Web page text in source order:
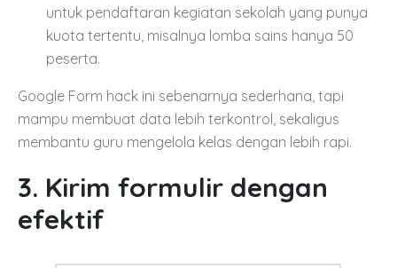
untuk pendaftaran kegiatan sekolah yang punya
kuota tertentu, misalnya lomba sains hanya 50
peserta.
Google Form hack ini sebenarnya sederhana, tapi
mampu membuat data lebih terkontrol, sekaligus
membantu guru mengelola kelas dengan lebih rapi.
3. Kirim formulir dengan
efektif